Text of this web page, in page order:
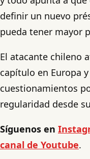
definir un nuevo
pueda tener mayor
El atacante chileno
capítulo en Europa
cuestionamientos
regularidad desde
Síguenos en
canal de Youtube.